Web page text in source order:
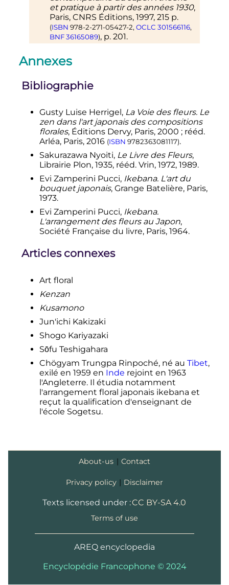
et pratique à partir des années 1930,
Paris, CNRS Éditions, 1997, 215 p.
(ISBN 978-2-271-05427-2, OCLC 301566116,
BNF 36165089), p. 201.
Flower Arrangement
↑keikoKubo
Contemporary Approach to the
Arranging, Tuttle Publishing,2013
(ISBN978-1-4629-0600-0,lire en ligne),
« introduction »
↑La Branche Française de l’école
d’Ikebana Sogetsu (I.S.B.F.),
« Ikebana Sogetsu »
↑(en) « About Ohara School »
↑« 立花正風体、立花新風体とは｜いけ
ばなの根源 華道家元池坊
octobre 2017], surwww.ikenobo.jp
↑« ikebana-flowers.com » [archive du
12 mars 2015] 19 octobre 2016
↑https://kotobank.jp/word/砂の
11150135/https://kotobank.jp/word/%
E7%A0%82%E3%81%AE%E7%89%A9
-542801 »
novembre 2017
↑« 生花正風体、生花新風体とは｜いけ
ばなの根源 華道家元池坊
octobre 2017 ], surwww.ikenobo.jp
↑« 自由花とは｜いけばなの根源 華道家
元池坊 » [archive du4 octobre 2017 ], sur
www.ikenobo.jp
Annexes
Bibliographie
Gusty Luise Herrigel, La Voie des fleurs. Le
zen dans l'art japonais des compositions
florales, Éditions Dervy, Paris, 2000 ; rééd.
Arléa, Paris, 2016 (ISBN 9782363081117).
Sakurazawa Nyoiti, Le Livre des Fleurs,
Librairie Plon, 1935, rééd. Vrin, 1972, 1989.
Evi Zamperini Pucci, Ikebana. L'art du
bouquet japonais, Grange Batelière, Paris,
1973.
Evi Zamperini Pucci, Ikebana.
L'arrangement des fleurs au Japon,
Société Française du livre, Paris, 1964.
Articles connexes
Art floral
Kenzan
Kusamono
Jun'ichi Kakizaki
Shogo Kariyazaki
Sōfu Teshigahara
Chögyam Trungpa Rinpoché, né au Tibet,
exilé en 1959 en Inde rejoint en 1963
l'Angleterre. Il étudia notamment
l'arrangement floral japonais ikebana et
reçut la qualification d'enseignant de
l'école Sogetsu.
About-us | Contact
Privacy policy Disclaimer
Texts licensed under :CC BY-SA 4.0
Terms of use
AREQ encyclopedia
Encyclopédie Francophone © 2024